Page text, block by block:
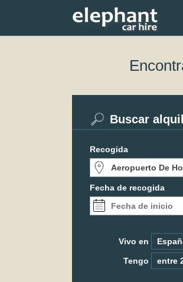
Buscar
Recogida
Fecha de recogida
Vivo en
Tengo